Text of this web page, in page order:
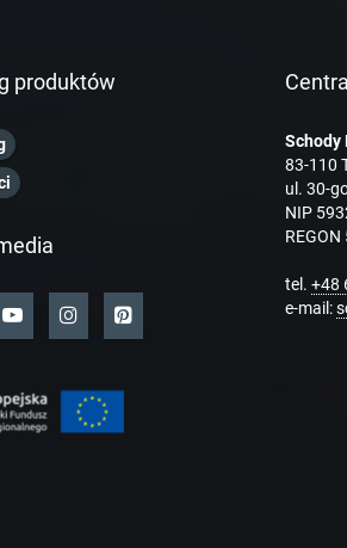
produktów
Schody
83-110
ul. 30-
NIP
tel. +48
e-mail: